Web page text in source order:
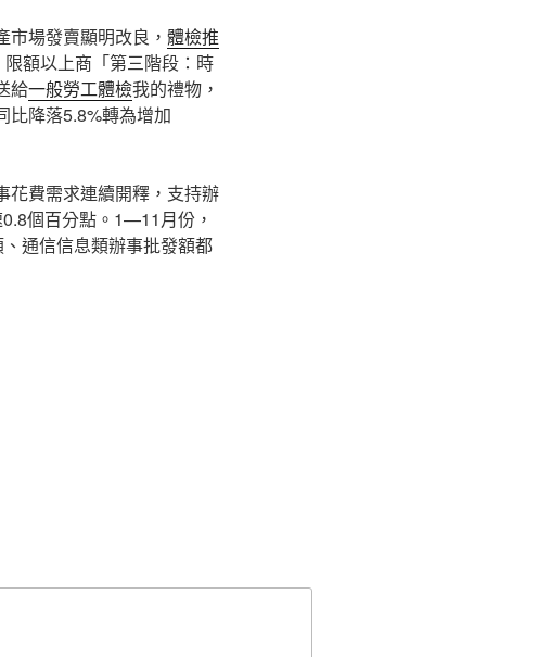
市場發賣顯明改良， 體檢推
額以上商「第三階段：時
給一般勞工體檢我的禮物，
比降落5.8%轉為增加
花費需求連續開釋，支持辦
個百分點。1—11月份，
通信信息類辦事批發額都